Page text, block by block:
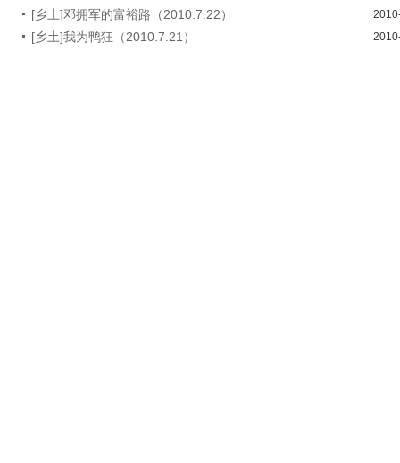
[乡土]邓拥军的富裕路（2010.7.22）
[乡土]我为鸭狂（2010.7.21）